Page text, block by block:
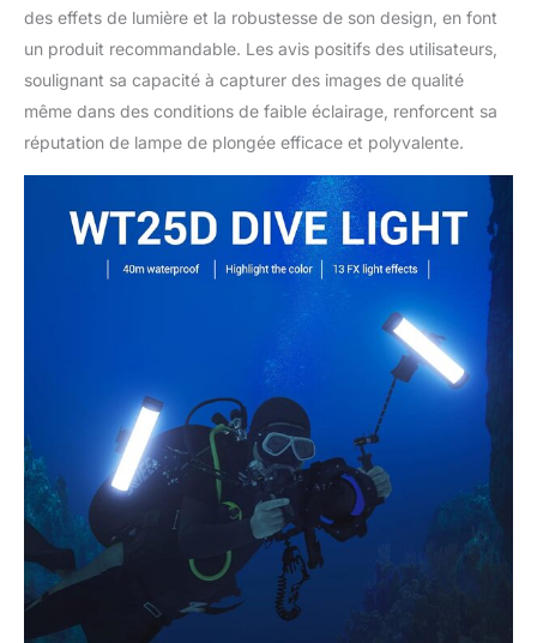
sphère, libérant les
mains, vous permettant
de photographier vous-
même sous l'eau
des effets de lumière et la robustesse de son design, en font
un produit recommandable. Les avis positifs des utilisateurs,
soulignant sa capacité à capturer des images de qualité
même dans des conditions de faible éclairage, renforcent sa
réputation de lampe de plongée efficace et polyvalente.